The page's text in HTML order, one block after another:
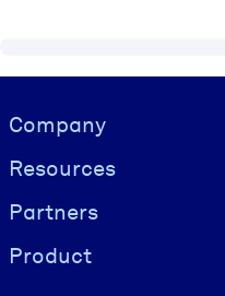
Visually hidden Text
Company
Resources
Partners
Product